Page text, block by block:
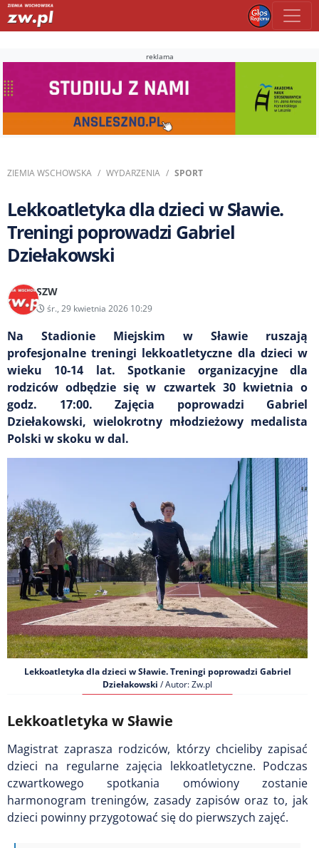
reklama
ZIEMIA WSCHOWSKA WYDARZENIA SPORT
Lekkoatletyka dla dzieci w Sławie.
Treningi poprowadzi Gabriel
Dziełakowski
SZW
śr., 29 kwietnia 2026 10:29
Na Stadionie Miejskim w Sławie ruszają
profesjonalne treningi lekkoatletyczne dla dzieci w
wieku 10-14 lat. Spotkanie organizacyjne dla
rodziców odbędzie się w czwartek 30 kwietnia o
godz. 17:00. Zajęcia poprowadzi Gabriel
Dziełakowski, wielokrotny młodzieżowy medalista
Polski w skoku w dal.
Lekkoatletyka dla dzieci w Sławie. Treningi poprowadzi Gabriel
Dziełakowski / Autor: Zw.pl
Lekkoatletyka w Sławie
Magistrat zaprasza rodziców, którzy chcieliby zapisać
dzieci na regularne zajęcia lekkoatletyczne. Podczas
czwartkowego spotkania omówiony zostanie
harmonogram treningów, zasady zapisów oraz to, jak
dzieci powinny przygotować się do pierwszych zajęć.